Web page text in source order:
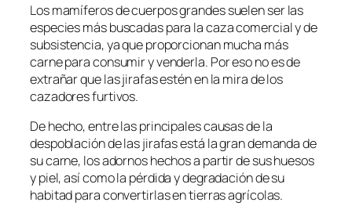
Los mamíferos de cuerpos grandes suelen ser las
especies más buscadas para la caza comercial y de
subsistencia, ya que proporcionan mucha más
carne para consumir y venderla. Por eso no es de
extrañar que las jirafas estén en la mira de los
cazadores furtivos.
De hecho, entre las principales causas de la
despoblación de las jirafas está la gran demanda de
su carne, los adornos hechos a partir de sus huesos
y piel, así como la pérdida y degradación de su
habitad para convertirlas en tierras agrícolas.